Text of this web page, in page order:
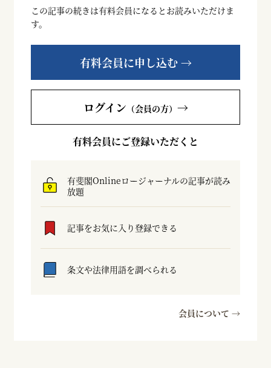
この記事の続きは有料会員になるとお読みいただけま
す。
有料会員に申し込む →
ログイン （会員の方） →
有料会員にご登録いただくと
有斐閣Onlineロージャーナルの記事が読み
放題
記事をお気に入り登録できる
条文や法律用語を調べられる
会員について →